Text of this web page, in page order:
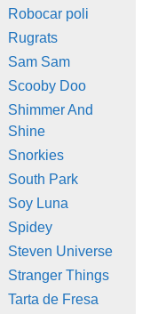
Robocar poli
Rugrats
Sam Sam
Scooby Doo
Shimmer And
Shine
Snorkies
South Park
Soy Luna
Spidey
Steven Universe
Stranger Things
Tarta de Fresa